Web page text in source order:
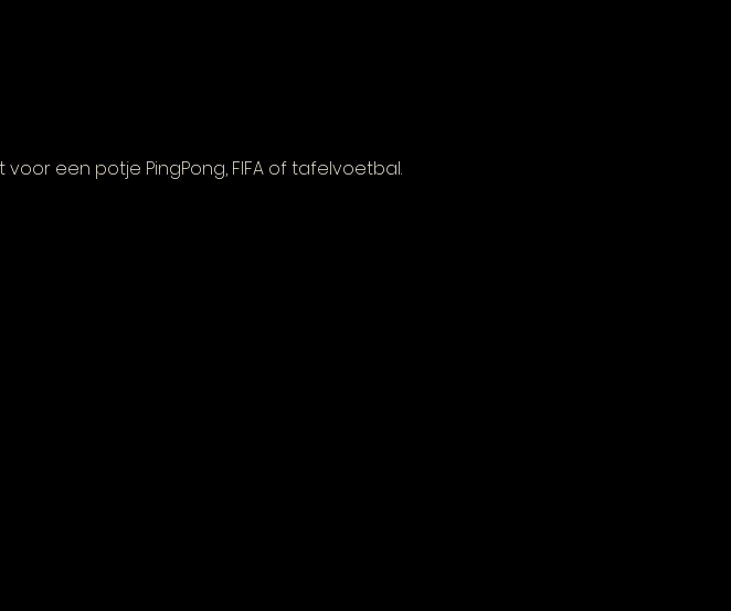
een potje PingPong, FIFA of tafelvoetbal.